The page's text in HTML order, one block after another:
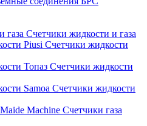
Счетчики жидкости и газа
Счетчики жидкости
Счетчики жидкости
Счетчики жидкости
Счетчики газа